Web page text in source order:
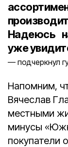
Надеюсь
уже
подчеркнул
Напомним,
Вячеслав
местными
минусы
покупатели